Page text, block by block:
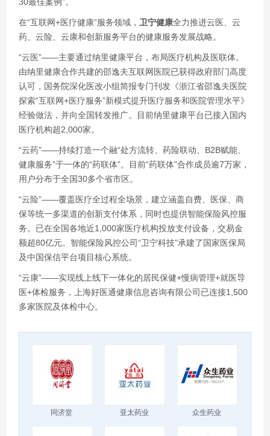
30最佳案例”。
在“互联网+医疗健康”服务领域，卫宁健康全力推进云医、云
药、云险、云康和创新服务平台的健康服务发展战略。
“云医”——主要通过纳里健康平台，布局医疗机构及医联体。
由纳里健康合作共建的邵逸夫互联网医院已获得政府部门高度
认可，国务院深化医改小组简报专门刊发《浙江省邵逸夫医院
探索“互联网+医疗服务”新模式提升医疗服务和医院管理水平》
经验做法，并向全国转发推广。目前纳里健康平台已接入国内
医疗机构超2,000家。
“云药”——持续打造一个融“处方流转、药险联动、B2B赋能、
健康服务”于一体的“药联体”。目前“药联体”合作成员逾7万家，
用户分布于全国30多个省市区。
“云险”——覆盖医疗全过程全场景，建立涵盖自费、医保、商
保等统一多渠道的创新支付体系，同时也提供智能保险风控服
务。已在全国各地近1,000家医疗机构投放支付设备，交易金
额超80亿元。智能保险风控公司“卫宁科技”承建了国家医保局
及中国保信平台项目核心系统。
“云康”——实现线上线下一体化的居民保健+慢病管理+就医导
医+体检服务，上海好医通健康信息咨询有限公司已连接1,500
多家医院及体检中心。
同济堂 亚太药业 众生药业